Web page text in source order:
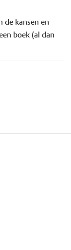
de kansen en
boek (al dan